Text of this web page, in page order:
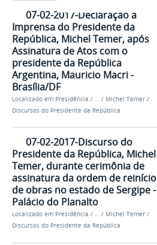
07-02-2017-Declaração à
Imprensa do Presidente da
República, Michel Temer, após
Assinatura de Atos com o
presidente da República
Argentina, Mauricio Macri -
Brasília/DF
Localizado em Presidência / / Michel Temer /
Discursos do Presidente da República
07-02-2017-Discurso do
Presidente da República, Michel
Temer, durante cerimônia de
assinatura da ordem de reinício
de obras no estado de Sergipe -
Palácio do Planalto
Localizado em Presidência / … / Michel Temer /
Discursos do Presidente da República